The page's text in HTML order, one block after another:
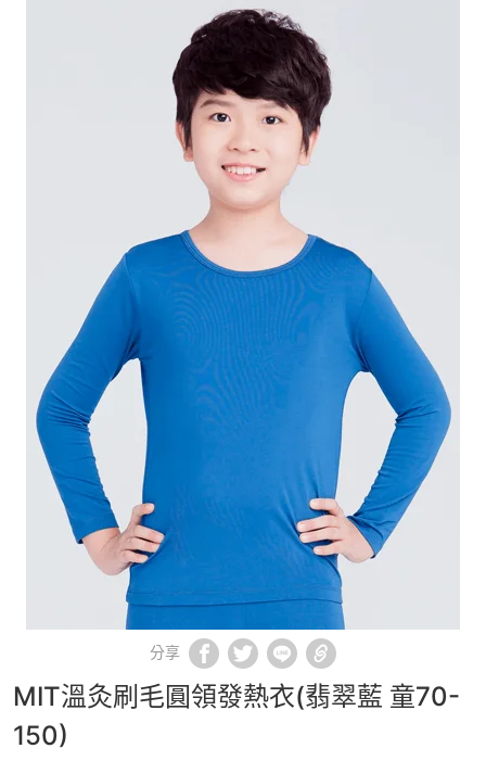
分享
MIT溫灸刷毛圓領發熱衣(翡翠藍 童70-
150)